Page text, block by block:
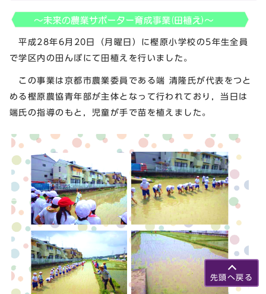
平成28年6月20日（月曜日）に樫原小学校の5年生全員
で学区内の田んぼにて田植えを行いました。
この事業は京都市農業委員である端 清隆氏が代表をつと
める樫原農協青年部が主体となって行われており，当日は
端氏の指導のもと，児童が手で苗を植えました。
先頭へ戻る